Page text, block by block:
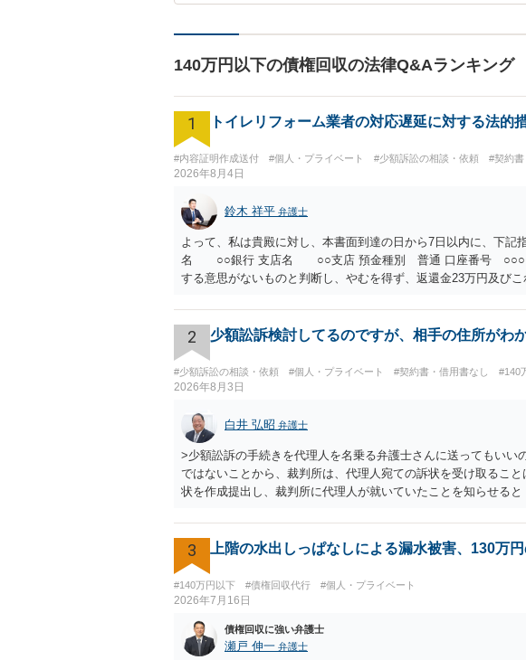
140万円以下の債権回収の法律Q&Aランキング
1 トイレリフォーム業者の対応遅延に対する法的
#内容証明作成送付 #個人・プライベート #少額訴訟の相談・依頼 #契約書
2026年8月4日
鈴木 祥平 弁護士
よって、私は貴殿に対し、本書面到達の日から7日以内に、下
名 ○○銀行 支店名 ○○支店 預金種別 普通 口座番号
する意思がないものと判断し、やむを得ず、返還金23万円及び
を解約したことによって生じた返還義務の履行を求めるものに
や履行時期には何ら影響を及ぼすものではありません。 これ以
う、強く求めます。 以上
2 少額訟訴検討してるのですが、相手の住所がわ
#少額訴訟の相談・依頼 #個人・プライベート #契約書・借用書なし #140
2026年8月3日
白井 弘昭 弁護士
>少額訟訴の手続きを代理人を名乗る弁護士さんに送ってもい
ではないことから、裁判所は、代理人宛ての訴状を受け取るこ
状を作成提出し、裁判所に代理人が就いていたことを知らせる
やり取りでしか証拠がないと、実際の本人性が明らかではあり
所は明らかにしないでしょう。 何か本人を示す事実（振込先
で。
3 上階の水出しっぱなしによる漏水被害、130万
#140万円以下 #債権回収代行 #個人・プライベート
2026年7月16日
債権回収に強い弁護士
瀬戸 伸一 弁護士